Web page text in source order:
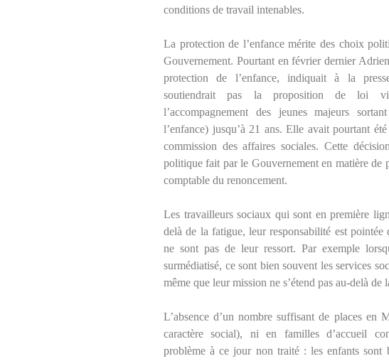
conditions de travail intenables.
La protection de l’enfance mérite des choix
Gouvernement. Pourtant en février dernier
protection de l’enfance, indiquait à la
soutiendrait pas la proposition de loi
l’accompagnement des jeunes majeurs
l’enfance) jusqu’à 21 ans. Elle avait pourtant
commission des affaires sociales. Cette
politique fait par le Gouvernement en matière de
comptable du renoncement.
Les travailleurs sociaux qui sont en première
delà de la fatigue, leur responsabilité est
ne sont pas de leur ressort. Par exemple
surmédiatisé, ce sont bien souvent les services
même que leur mission ne s’étend pas au-delà de
L’absence d’un nombre suffisant de places en
caractère social), ni en familles d’accueil
problème à ce jour non traité : les enfants sont